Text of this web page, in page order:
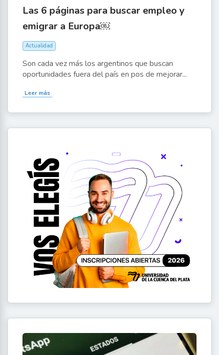
Las 6 páginas para buscar empleo y
emigrar a Europa￼
Actualidad
Son cada vez más los argentinos que buscan
oportunidades fuera del país en pos de mejorar...
Leer más